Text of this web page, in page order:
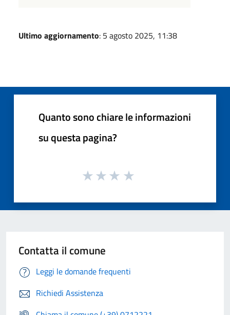
Ultimo aggiornamento: 5 agosto 2025, 11:38
Quanto sono chiare le informazioni
su questa pagina?
Contatta il comune
Leggi le domande frequenti
Richiedi Assistenza